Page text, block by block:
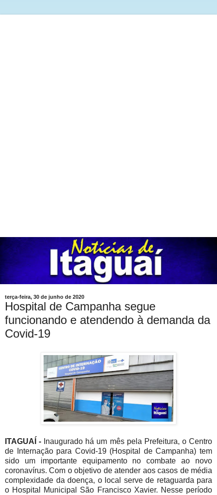
terça-feira, 30 de junho de 2020
Hospital de Campanha segue
funcionando e atendendo à demanda da
Covid-19
ITAGUAÍ - Inaugurado há um mês pela Prefeitura, o Centro
de Internação para Covid-19 (Hospital de Campanha) tem
sido um importante equipamento no combate ao novo
coronavírus. Com o objetivo de atender aos casos de média
complexidade da doença, o local serve de retaguarda para
o Hospital Municipal São Francisco Xavier. Nesse período